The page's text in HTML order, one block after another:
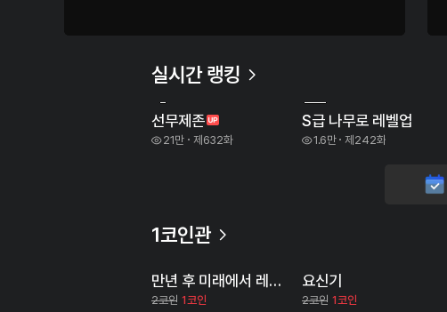
실시간 랭킹
1
선무제존
21만 제632화
2
S급 나무로 레벨업
1.6만 제242화
1코인관
만년 후 미래에서 레벨업
2코인 1코인
요신기
2코인 1코인